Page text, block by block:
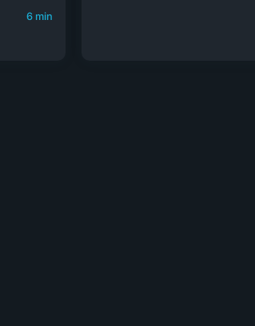
6 min